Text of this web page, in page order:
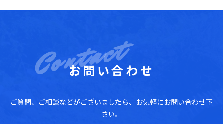
お問い合わせ
ご質問、ご相談などがございましたら、お気軽にお問い合わせ下
さい。